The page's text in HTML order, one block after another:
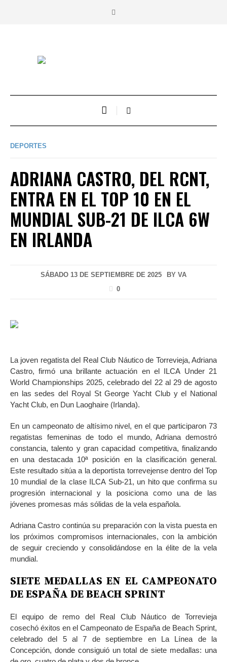
DEPORTES
ADRIANA CASTRO, DEL RCNT,
ENTRA EN EL TOP 10 EN EL
MUNDIAL SUB-21 DE ILCA 6W
EN IRLANDA
SÁBADO 13 DE SEPTIEMBRE DE 2025 BY VA
0
La joven regatista del Real Club Náutico de Torrevieja, Adriana
Castro, firmó una brillante actuación en el ILCA Under 21
World Championships 2025, celebrado del 22 al 29 de agosto
en las sedes del Royal St George Yacht Club y el National
Yacht Club, en Dun Laoghaire (Irlanda).
En un campeonato de altísimo nivel, en el que participaron 73
regatistas femeninas de todo el mundo, Adriana demostró
constancia, talento y gran capacidad competitiva, finalizando
en una destacada 10ª posición en la clasificación general.
Este resultado sitúa a la deportista torrevejense dentro del Top
10 mundial de la clase ILCA Sub-21, un hito que confirma su
progresión internacional y la posiciona como una de las
jóvenes promesas más sólidas de la vela española.
Adriana Castro continúa su preparación con la vista puesta en
los próximos compromisos internacionales, con la ambición
de seguir creciendo y consolidándose en la élite de la vela
mundial.
SIETE MEDALLAS EN EL CAMPEONATO
DE ESPAÑA DE BEACH SPRINT
El equipo de remo del Real Club Náutico de Torrevieja
cosechó éxitos en el Campeonato de España de Beach Sprint,
celebrado del 5 al 7 de septiembre en La Línea de la
Concepción, donde consiguió un total de siete medallas: una